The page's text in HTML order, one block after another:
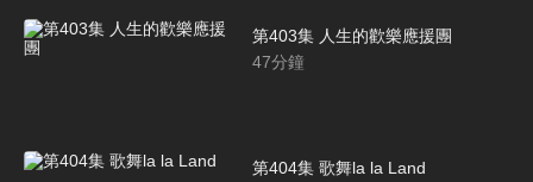
第403集 人生的歡樂應援團
47分鐘
第404集 歌舞la la Land